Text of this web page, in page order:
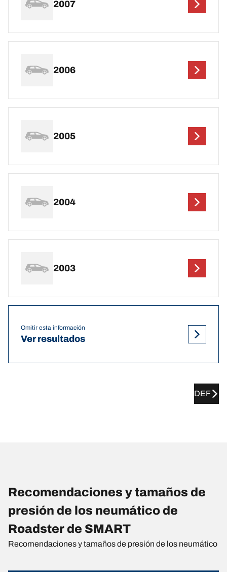
2007
2006
2005
2004
2003
Omitir esta información
Ver resultados
DEF
Recomendaciones y tamaños de
presión de los neumático de
Roadster de SMART
Recomendaciones y tamaños de presión de los neumático